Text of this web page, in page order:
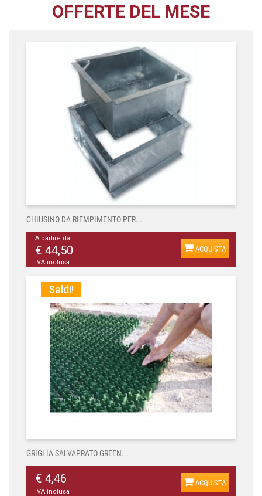
OFFERTE DEL MESE
CHIUSINO DA RIEMPIMENTO PER...
A partire da
€ 44,50
IVA inclusa
ACQUISTA
Saldi!
GRIGLIA SALVAPRATO GREEN...
€ 4,46
IVA inclusa
ACQUISTA